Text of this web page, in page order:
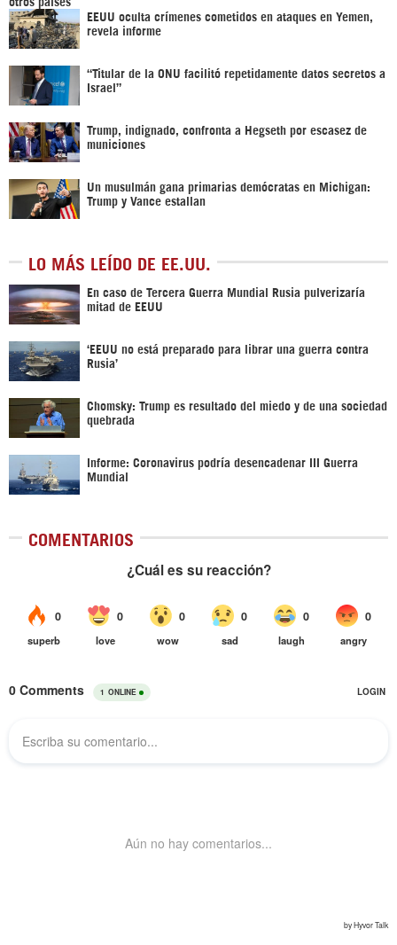
EEUU oculta crímenes cometidos en ataques en Yemen,
revela informe
“Titular de la ONU facilitó repetidamente datos secretos a
Israel”
Trump, indignado, confronta a Hegseth por escasez de
municiones
Un musulmán gana primarias demócratas en Michigan:
Trump y Vance estallan
LO MÁS LEÍDO DE EE.UU.
En caso de Tercera Guerra Mundial Rusia pulverizaría
mitad de EEUU
‘EEUU no está preparado para librar una guerra contra
Rusia’
Chomsky: Trump es resultado del miedo y de una sociedad
quebrada
Informe: Coronavirus podría desencadenar III Guerra
Mundial
COMENTARIOS